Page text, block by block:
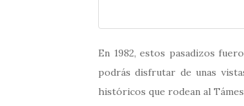
En 1982, estos pasadizos
podrás disfrutar de unas
históricos que rodean al